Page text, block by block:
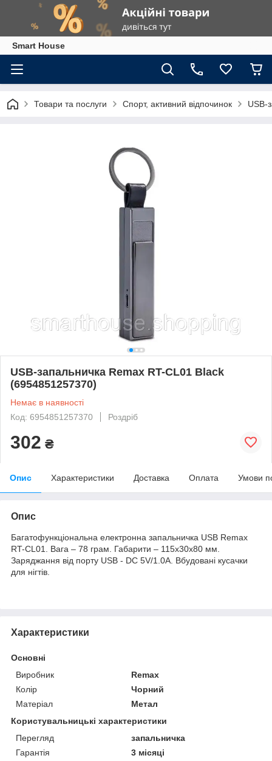
Smart House
Товари та послуги Спорт, активний відпочинок USB-
USB-запальничка Remax RT-CL01 Black
(6954851257370)
Немає в наявності
Код: 6954851257370
Роздріб
302 ₴
Опис Характеристики Доставка Оплата Умови
Опис
Багатофункціональна електронна запальничка USB Remax
RT-CL01. Вага – 78 грам. Габарити – 115х30х80 мм.
Заряджання від порту USB - DC 5V/1.0A. Вбудовані кусачки
для нігтів.
Характеристики
Основні
Виробник
Remax
Колір
Чорний
Матеріал
Метал
Користувальницькі характеристики
Перегляд
запальничка
Гарантія
3 місяці